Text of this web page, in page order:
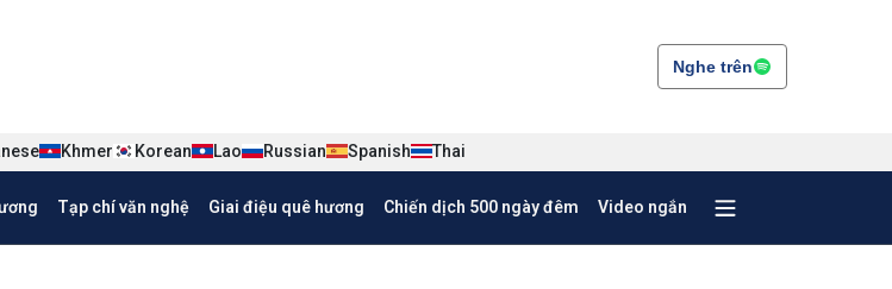
Nghe trên
Khmer Korean Lao Russian Spanish Thai
Tạp chí văn nghệ Giai điệu quê hương Chiến dịch 500 ngày đêm Video ngắn